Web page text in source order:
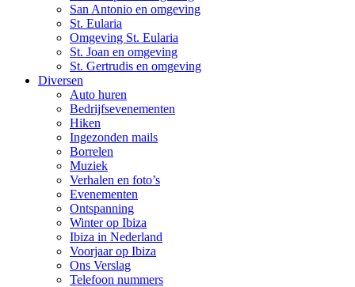
San Antonio en omgeving
St. Eularia
Omgeving St. Eularia
St. Joan en omgeving
St. Gertrudis en omgeving
Diversen
Auto huren
Bedrijfsevenementen
Hiken
Ingezonden mails
Borrelen
Muziek
Verhalen en foto’s
Evenementen
Ontspanning
Winter op Ibiza
Ibiza in Nederland
Voorjaar op Ibiza
Ons Verslag
Telefoon nummers